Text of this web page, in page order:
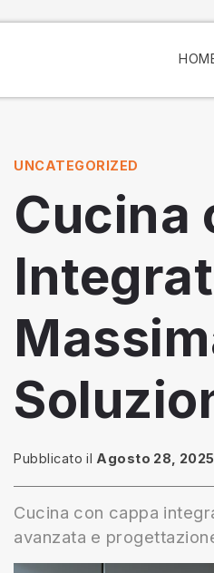
UNCATEGORIZED
Cucina
Pubblicato il Agosto 28, 2025
Cucina con cappa
avanzata e